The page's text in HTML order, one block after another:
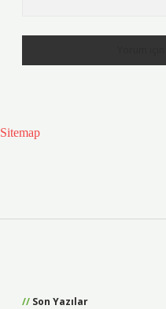
Sitemap
Son Yazılar